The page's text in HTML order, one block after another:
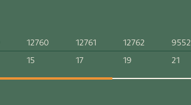
T +31 174 520 052
Esales@vandersar.nl
12760
15
12761
17
12762
19
9552
21